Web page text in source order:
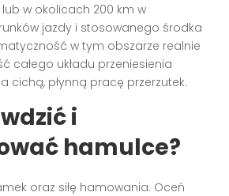
w okolicach 200 km w
jazdy i stosowanego środka
w tym obszarze realnie
całego układu przeniesienia
cichą, płynną pracę przerzutek.
i
hamulce?
oraz siłę hamowania. Oceń